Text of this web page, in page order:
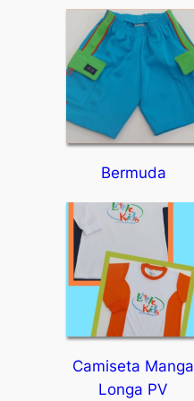
Bermuda
Camiseta Manga
Longa PV